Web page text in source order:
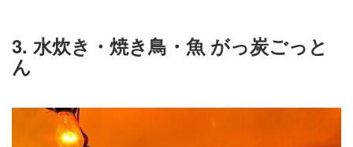
3. 水炊き・焼き鳥・魚 がっ炭ごっと
ん